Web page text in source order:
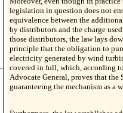
legislation in question does not
equivalence between the
by distributors and the charge
those distributors, the law lays
principle that the obligation to
electricity generated by wind
covered in full, which, according
Advocate General, proves that the
guaranteeing the mechanism as a